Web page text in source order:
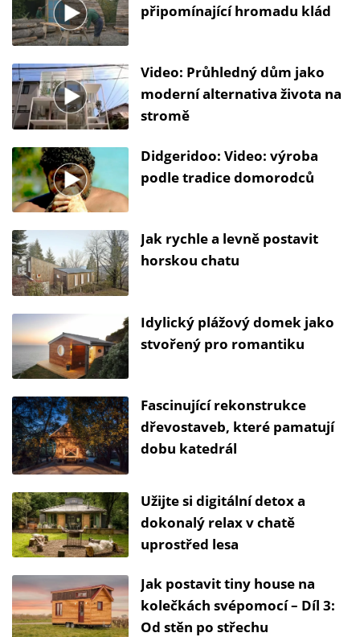
připomínající hromadu klád
Video: Průhledný dům jako
moderní alternativa života na
stromě
Didgeridoo: Video: výroba
podle tradice domorodců
Jak rychle a levně postavit
horskou chatu
Idylický plážový domek jako
stvořený pro romantiku
Fascinující rekonstrukce
dřevostaveb, které pamatují
dobu katedrál
Užijte si digitální detox a
dokonalý relax v chatě
uprostřed lesa
Jak postavit tiny house na
kolečkách svépomocí – Díl 3:
Od stěn po střechu